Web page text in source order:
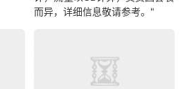
而异，详细信息敬请参考。"